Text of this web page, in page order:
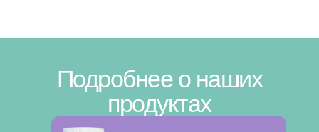
Подробнее о наших
продуктах